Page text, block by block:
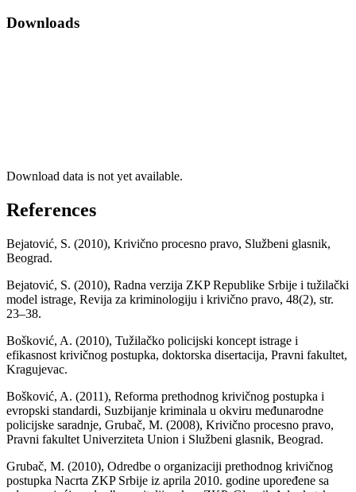
Downloads
Download data is not yet available.
References
Bejatović, S. (2010), Krivično procesno pravo, Službeni glasnik,
Beograd.
Bejatović, S. (2010), Radna verzija ZKP Republike Srbije i tužilački
model istrage, Revija za kriminologiju i krivično pravo, 48(2), str.
23–38.
Bošković, A. (2010), Tužilačko policijski koncept istrage i
efikasnost krivičnog postupka, doktorska disertacija, Pravni fakultet,
Kragujevac.
Bošković, A. (2011), Reforma prethodnog krivičnog postupka i
evropski standardi, Suzbijanje kriminala u okviru međunarodne
policijske saradnje, Grubač, M. (2008), Krivično procesno pravo,
Pravni fakultet Univerziteta Union i Službeni glasnik, Beograd.
Grubač, M. (2010), Odredbe o organizaciji prethodnog krivičnog
postupka Nacrta ZKP Srbije iz aprila 2010. godine upoređene sa